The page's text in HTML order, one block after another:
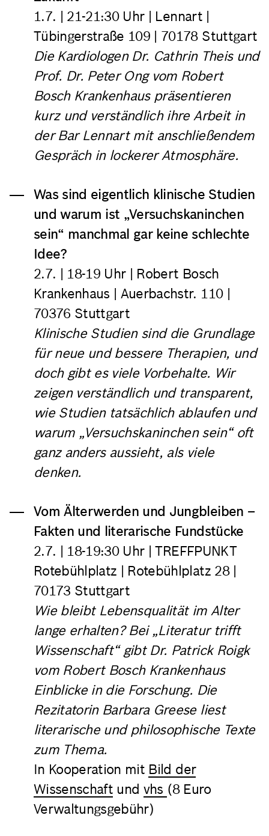
1.7. | 21-21:30 Uhr | Lennart |
Tübingerstraße 109 | 70178 Stuttgart
Die Kardiologen Dr. Cathrin Theis und
Prof. Dr. Peter Ong vom Robert
Bosch Krankenhaus präsentieren
kurz und verständlich ihre Arbeit in
der Bar Lennart mit anschließendem
Gespräch in lockerer Atmosphäre.
Was sind eigentlich klinische Studien
und warum ist „Versuchskaninchen
sein“ manchmal gar keine schlechte
Idee?
2.7. | 18-19 Uhr | Robert Bosch
Krankenhaus | Auerbachstr. 110 |
70376 Stuttgart
Klinische Studien sind die Grundlage
für neue und bessere Therapien, und
doch gibt es viele Vorbehalte. Wir
zeigen verständlich und transparent,
wie Studien tatsächlich ablaufen und
warum „Versuchskaninchen sein“ oft
ganz anders aussieht, als viele
denken.
Vom Älterwerden und Jungbleiben –
Fakten und literarische Fundstücke
2.7. | 18-19:30 Uhr | TREFFPUNKT
Rotebühlplatz | Rotebühlplatz 28 |
70173 Stuttgart
Wie bleibt Lebensqualität im Alter
lange erhalten? Bei „Literatur trifft
Wissenschaft“ gibt Dr. Patrick Roigk
vom Robert Bosch Krankenhaus
Einblicke in die Forschung. Die
Rezitatorin Barbara Greese liest
literarische und philosophische Texte
zum Thema.
In Kooperation mit Bild der
Wissenschaft und vhs (8 Euro
Verwaltungsgebühr)